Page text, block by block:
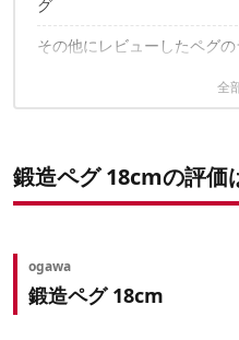
地面から抜き取りやすい形状
泥や水気を拭き取らないと錆
グ
その他にレビューしたペグの
ペグの人気売れ筋ランキング
鍛造ペグ 18cmの評価
ogawa
鍛造ペグ 18cm